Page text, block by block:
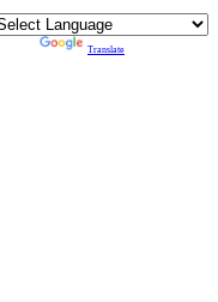
Translate